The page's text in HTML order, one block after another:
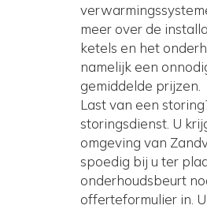
meer over de
ketels en het
namelijk een
gemiddelde prijzen.
Last van een
storingsdienst. U
omgeving van
spoedig bij u ter
onderhoudsbeurt
offerteformulier in.